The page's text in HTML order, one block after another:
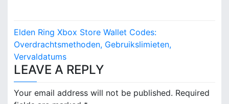
P
o
s
t
Elden Ring Xbox Store Wallet Codes:
Overdrachtsmethoden, Gebruikslimieten,
Vervaldatums
LEAVE A REPLY
Your email address will not be published. Required